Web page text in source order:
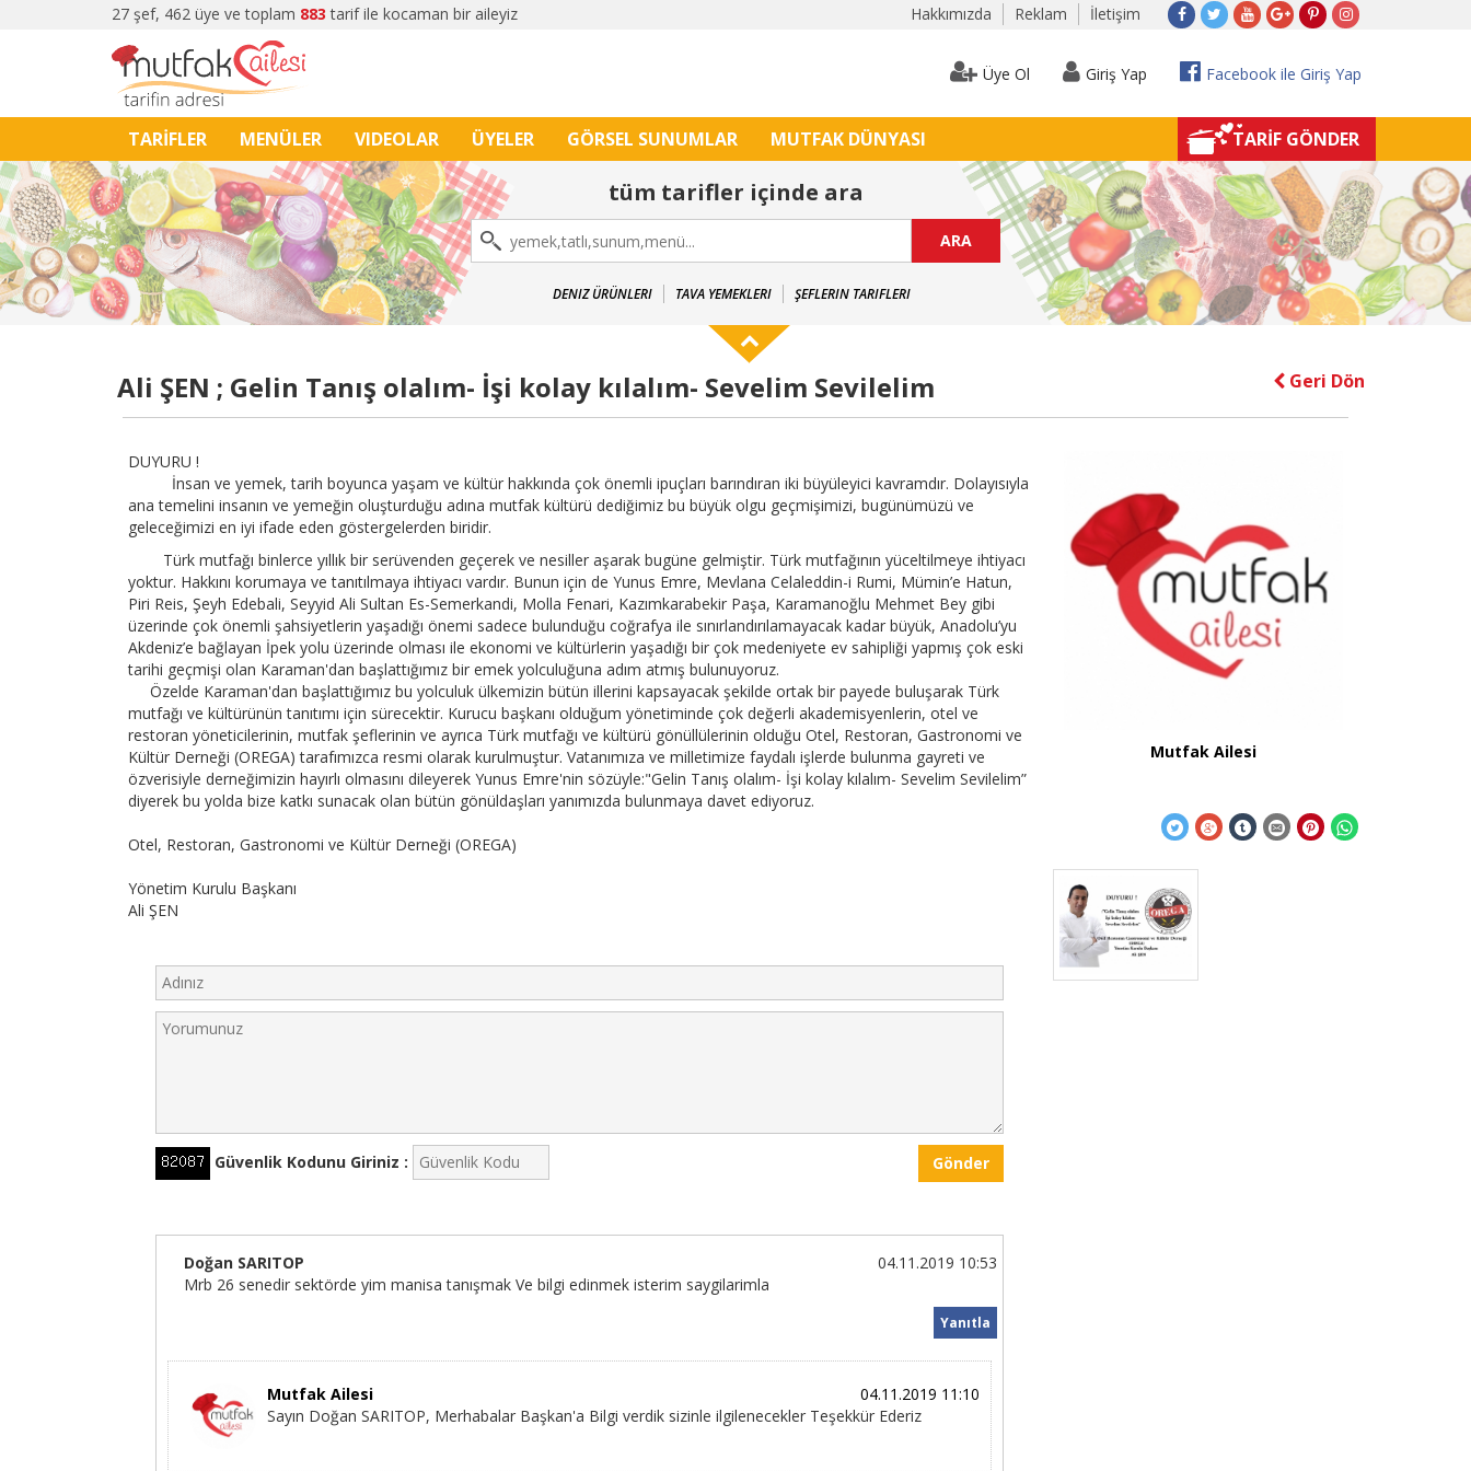
27 şef, 462 üye ve toplam 883 tarif ile kocaman bir aileyiz Hakkımızda Reklam İletişim
Üye Ol Giriş Yap Facebook ile Giriş Yap
TARİFLER MENÜLER VIDEOLAR ÜYELER GÖRSEL SUNUMLAR MUTFAK DÜNYASI TARİF GÖNDER
tüm tarifler içinde ara
ARA
DENIZ ÜRÜNLERI TAVA YEMEKLERI ŞEFLERIN TARIFLERI
Ali ŞEN ; Gelin Tanış olalım- İşi kolay kılalım- Sevelim Sevilelim Geri Dön
DUYURU !
İnsan ve yemek, tarih boyunca yaşam ve kültür hakkında çok önemli ipuçları barındıran iki büyüleyici kavramdır. Dolayısıyla
ana temelini insanın ve yemeğin oluşturduğu adına mutfak kültürü dediğimiz bu büyük olgu geçmişimizi, bugünümüzü ve
geleceğimizi en iyi ifade eden göstergelerden biridir.
Türk mutfağı binlerce yıllık bir serüvenden geçerek ve nesiller aşarak bugüne gelmiştir. Türk mutfağının yüceltilmeye ihtiyacı
yoktur. Hakkını korumaya ve tanıtılmaya ihtiyacı vardır. Bunun için de Yunus Emre, Mevlana Celaleddin-i Rumi, Mümin’e Hatun,
Piri Reis, Şeyh Edebali, Seyyid Ali Sultan Es-Semerkandi, Molla Fenari, Kazımkarabekir Paşa, Karamanoğlu Mehmet Bey gibi
üzerinde çok önemli şahsiyetlerin yaşadığı önemi sadece bulunduğu coğrafya ile sınırlandırılamayacak kadar büyük, Anadolu’yu
Akdeniz’e bağlayan İpek yolu üzerinde olması ile ekonomi ve kültürlerin yaşadığı bir çok medeniyete ev sahipliği yapmış çok eski
tarihi geçmişi olan Karaman'dan başlattığımız bir emek yolculuğuna adım atmış bulunuyoruz.
Özelde Karaman'dan başlattığımız bu yolculuk ülkemizin bütün illerini kapsayacak şekilde ortak bir payede buluşarak Türk
mutfağı ve kültürünün tanıtımı için sürecektir. Kurucu başkanı olduğum yönetiminde çok değerli akademisyenlerin, otel ve
restoran yöneticilerinin, mutfak şeflerinin ve ayrıca Türk mutfağı ve kültürü gönüllülerinin olduğu Otel, Restoran, Gastronomi ve
Kültür Derneği (OREGA) tarafımızca resmi olarak kurulmuştur. Vatanımıza ve milletimize faydalı işlerde bulunma gayreti ve
özverisiyle derneğimizin hayırlı olmasını dileyerek Yunus Emre'nin sözüyle:"Gelin Tanış olalım- İşi kolay kılalım- Sevelim Sevilelim”
diyerek bu yolda bize katkı sunacak olan bütün gönüldaşları yanımızda bulunmaya davet ediyoruz.
Otel, Restoran, Gastronomi ve Kültür Derneği (OREGA)
Yönetim Kurulu Başkanı
Ali ŞEN
Güvenlik Kodunu Giriniz : Gönder
Doğan SARITOP
04.11.2019 10:53
Mrb 26 senedir sektörde yim manisa tanışmak Ve bilgi edinmek isterim saygilarimla
Yanıtla
Mutfak Ailesi
04.11.2019 11:10
Sayın Doğan SARITOP, Merhabalar Başkan'a Bilgi verdik sizinle ilgilenecekler Teşekkür Ederiz
Mutfak Ailesi